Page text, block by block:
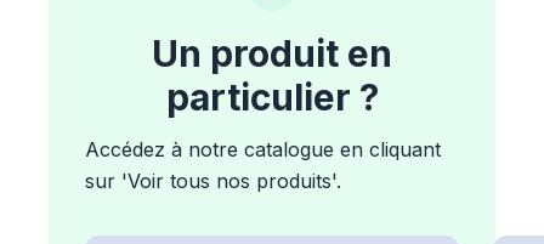
Un produit en
particulier ?
Accédez à notre catalogue en cliquant
sur 'Voir tous nos produits'.